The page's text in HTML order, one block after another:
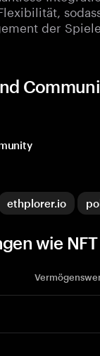
der
ethplorer.io
wie NFT